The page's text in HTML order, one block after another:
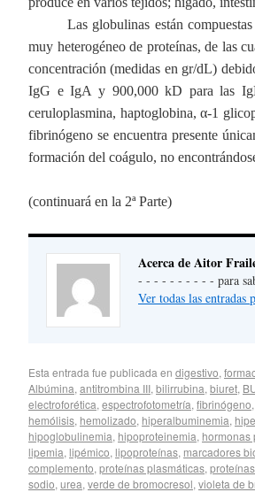
Las globulinas están
muy heterogéneo de proteínas, de las
concentración (medidas en gr/dL)
IgG e IgA y 900,000 kD para las
ceruloplasmina, haptoglobina, α-1
fibrinógeno se encuentra presente
formación del coágulo, no
(continuará en la 2ª Parte)
Acerca de Aitor
- - - - - - - - - - para
Ver todas las
Esta entrada fue publicada en digestivo,
Albúmina,antitrombina III,bilirrubina,biuret,
electroforética,espectrofotometría,fibrinógeno,
hemólisis, hemolizado, hiperalbuminemia,
hipoglobulinemia, hipoproteinemia, hormonas
lipemia, lipémico, lipoproteínas, marcadores
complemento,proteínas plasmáticas,
sodio,urea,verde de bromocresol,violeta de